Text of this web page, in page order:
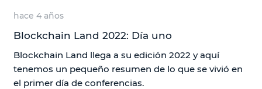
hace 4 años
Blockchain Land 2022: Día uno
Blockchain Land llega a su edición 2022 y aquí
tenemos un pequeño resumen de lo que se vivió en
el primer día de conferencias.